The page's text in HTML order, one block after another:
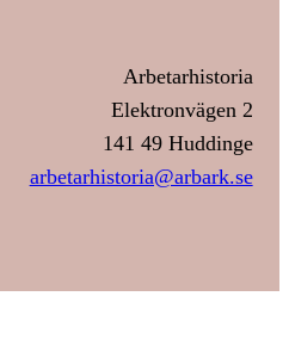
Arbetarhistoria
Elektronvägen 2
141 49 Huddinge
arbetarhistoria@arbark.se